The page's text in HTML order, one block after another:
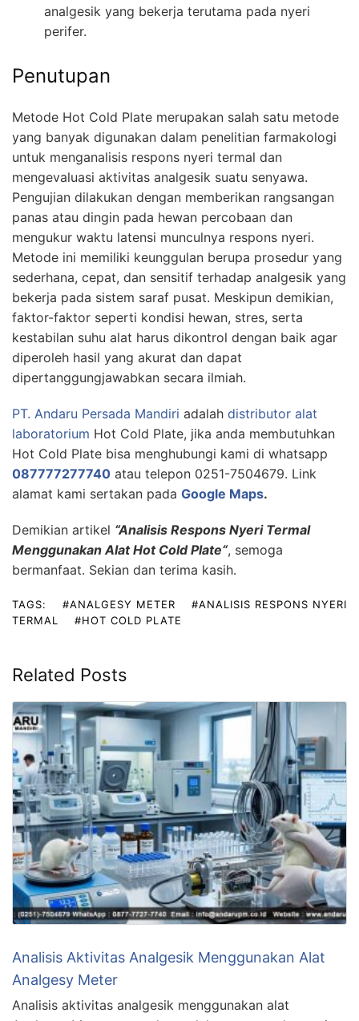
analgesik yang bekerja terutama pada nyeri
perifer.
Penutupan
Metode Hot Cold Plate merupakan salah satu metode
yang banyak digunakan dalam penelitian farmakologi
untuk menganalisis respons nyeri termal dan
mengevaluasi aktivitas analgesik suatu senyawa.
Pengujian dilakukan dengan memberikan rangsangan
panas atau dingin pada hewan percobaan dan
mengukur waktu latensi munculnya respons nyeri.
Metode ini memiliki keunggulan berupa prosedur yang
sederhana, cepat, dan sensitif terhadap analgesik yang
bekerja pada sistem saraf pusat. Meskipun demikian,
faktor-faktor seperti kondisi hewan, stres, serta
kestabilan suhu alat harus dikontrol dengan baik agar
diperoleh hasil yang akurat dan dapat
dipertanggungjawabkan secara ilmiah.
PT. Andaru Persada Mandiri adalah distributor alat
laboratorium Hot Cold Plate, jika anda membutuhkan
Hot Cold Plate bisa menghubungi kami di whatsapp
087777277740 atau telepon 0251-7504679. Link
alamat kami sertakan pada Google Maps.
Demikian artikel “Analisis Respons Nyeri Termal
Menggunakan Alat Hot Cold Plate“, semoga
bermanfaat. Sekian dan terima kasih.
TAGS: #ANALGESY METER
#ANALISIS RESPONS NYERI
TERMAL
#HOT COLD PLATE
Related Posts
Analisis Aktivitas Analgesik Menggunakan Alat
Analgesy Meter
Analisis aktivitas analgesik menggunakan alat